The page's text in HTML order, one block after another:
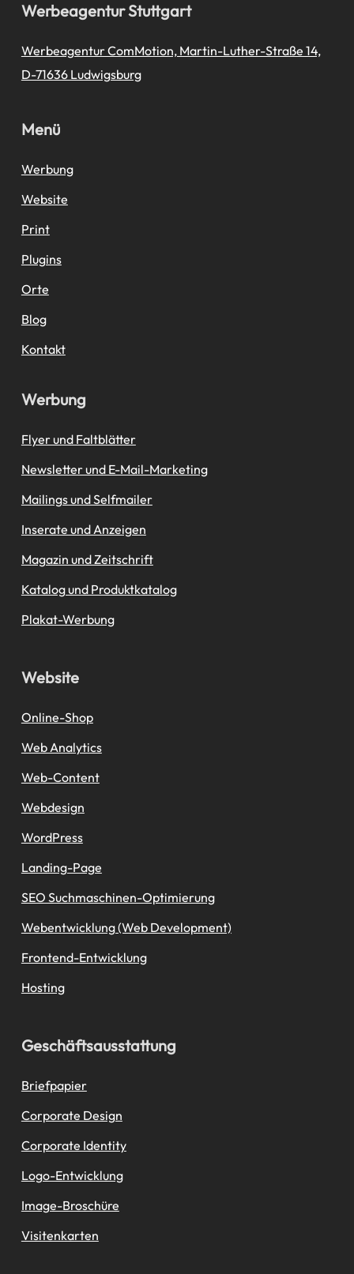
Werbeagentur Stuttgart
Werbeagentur ComMotion, Martin-Luther-Straße 14,
D-71636 Ludwigsburg
Menü
Werbung
Website
Print
Plugins
Orte
Blog
Kontakt
Werbung
Flyer und Faltblätter
Newsletter und E-Mail-Marketing
Mailings und Selfmailer
Inserate und Anzeigen
Magazin und Zeitschrift
Katalog und Produktkatalog
Plakat-Werbung
Website
Online-Shop
Web Analytics
Web-Content
Webdesign
WordPress
Landing-Page
SEO Suchmaschinen-Optimierung
Webentwicklung (Web Development)
Frontend-Entwicklung
Hosting
Geschäftsausstattung
Briefpapier
Corporate Design
Corporate Identity
Logo-Entwicklung
Image-Broschüre
Visitenkarten